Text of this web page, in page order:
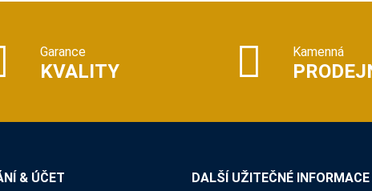
Garance
KVALITY
Kamenná
& ÚČET DALŠÍ UŽITEČNÉ INFORMACE